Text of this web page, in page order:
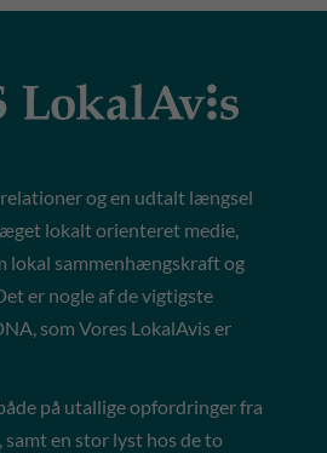
og en udtalt længsel
lokalt orienteret medie,
lokal sammenhængskraft og
er nogle af de vigtigste
som Vores LokalAvis er
på utallige opfordringer fra
en stor lyst hos de to